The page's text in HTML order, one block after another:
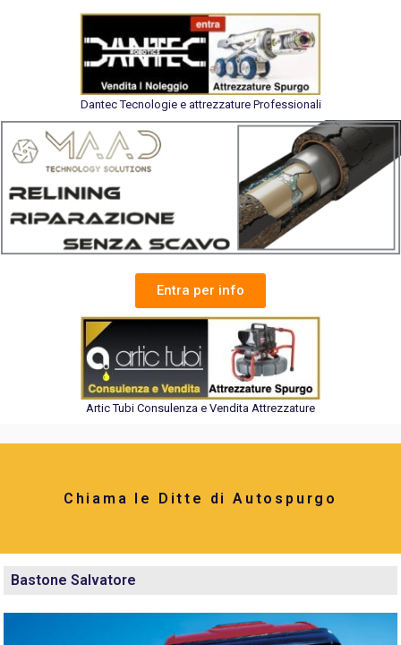
Dantec Tecnologie e attrezzature Professionali
Entra per info
Artic Tubi Consulenza e Vendita Attrezzature
Chiama le Ditte di Autospurgo
Bastone Salvatore